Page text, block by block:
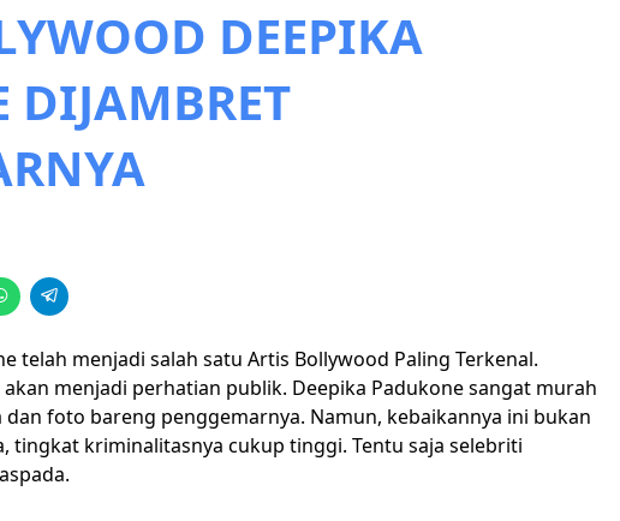
DEEPIKA
DIJAMBRET
telah menjadi salah satu Artis Bollywood Paling Terkenal.
menjadi perhatian publik. Deepika Padukone sangat murah
foto bareng penggemarnya. Namun, kebaikannya ini bukan
tingkat kriminalitasnya cukup tinggi. Tentu saja selebriti